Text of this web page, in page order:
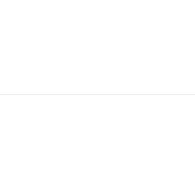
Añadir al carrito